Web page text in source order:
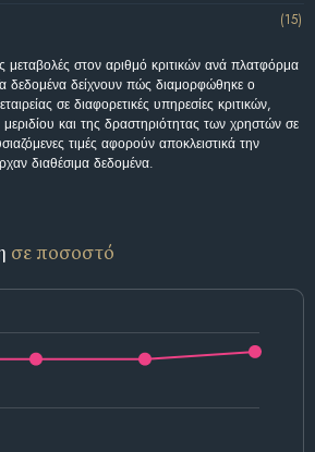
(15)
μεταβολές στον αριθμό κριτικών ανά πλατφόρμα
δεδομένα δείχνουν πώς διαμορφώθηκε ο
σε διαφορετικές υπηρεσίες κριτικών,
και της δραστηριότητας των χρηστών σε
τιμές αφορούν αποκλειστικά την
διαθέσιμα δεδομένα.
σε ποσοστό